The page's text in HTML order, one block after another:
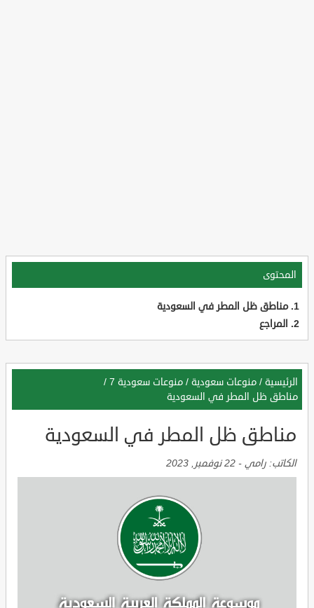
المحتوى
مناطق ظل المطر في السعودية
المراجع
الرئيسية / منوعات سعودية / منوعات سعودية 7
/
مناطق ظل المطر في السعودية
مناطق ظل المطر في السعودية
الكاتب: رامي - 22 نوفمبر, 2023